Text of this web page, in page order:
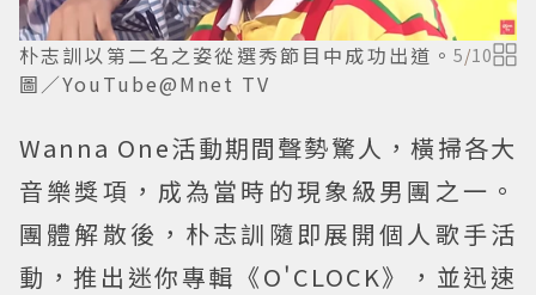
朴志訓以第二名之姿從選秀節目中成功出道。
圖／YouTube@Mnet TV
5/10
Wanna One活動期間聲勢驚人，橫掃各大
音樂獎項，成為當時的現象級男團之一。
團體解散後，朴志訓隨即展開個人歌手活
動，推出迷你專輯《O'CLOCK》，並迅速